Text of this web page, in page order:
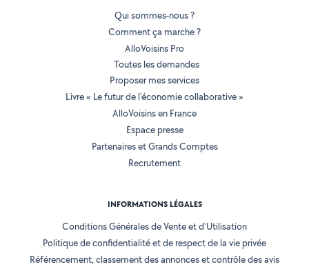
Qui sommes-nous ?
Comment ça marche ?
AlloVoisins Pro
Toutes les demandes
Proposer mes services
Livre « Le futur de l'économie collaborative »
AlloVoisins en France
Espace presse
Partenaires et Grands Comptes
Recrutement
INFORMATIONS LÉGALES
Conditions Générales de Vente et d'Utilisation
Politique de confidentialité et de respect de la vie privée
Référencement, classement des annonces et contrôle des avis